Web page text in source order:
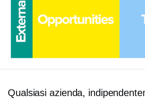
Qualsiasi azienda,